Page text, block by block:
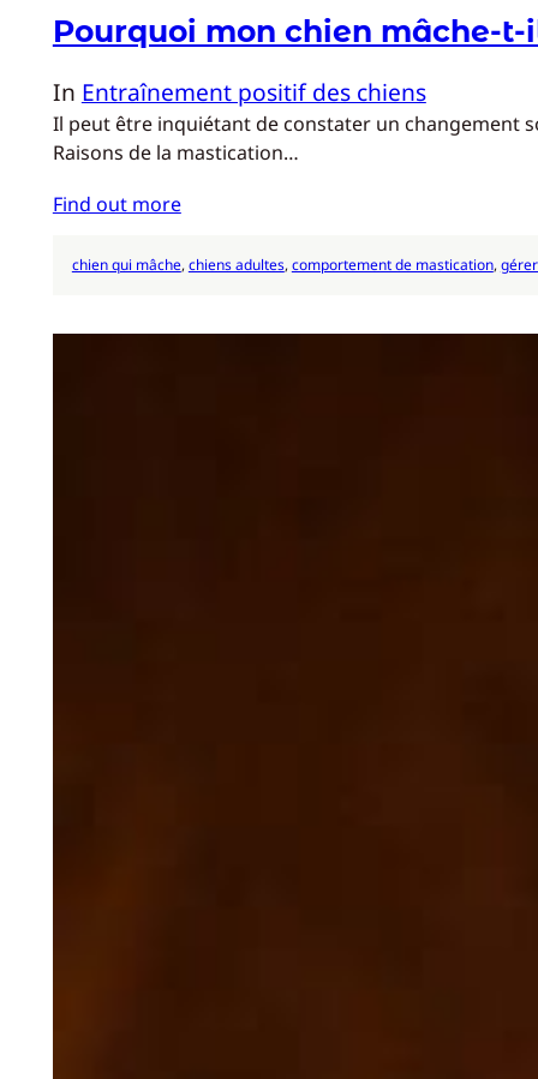
Pourquoi mon chien mâche-t-
In Entraînement positif des chiens
Il peut être inquiétant de constater un changement
Raisons de la mastication…
Find out more
chien qui mâche, chiens adultes, comportement de mastication,